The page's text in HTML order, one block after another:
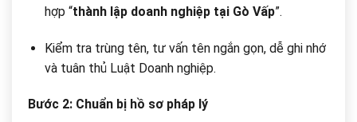
hợp “thành lập doanh nghiệp tại Gò Vấp”.
Kiểm tra trùng tên, tư vấn tên ngắn gọn, dễ ghi nhớ
và tuân thủ Luật Doanh nghiệp.
Bước 2: Chuẩn bị hồ sơ pháp lý